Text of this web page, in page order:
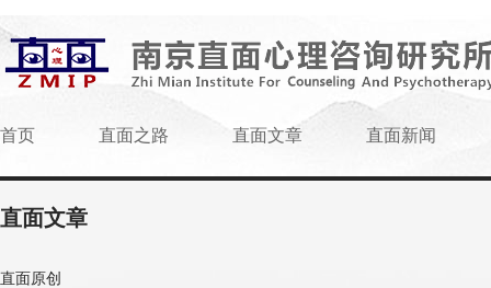
首页 直面之路 直面文章 直面新闻
直面文章
直面原创